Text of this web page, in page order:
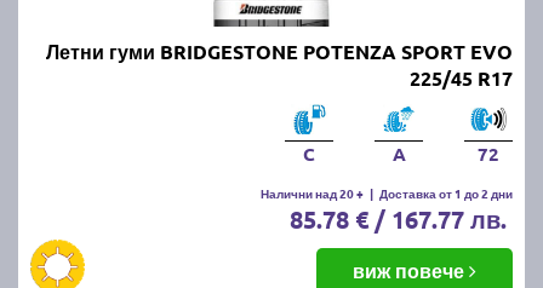
Летни гуми BRIDGESTONE POTENZA SPORT EVO
225/45 R17
C A 72
Налични над 20 + | Доставка от 1 до 2 дни
85.78 € / 167.77 лв.
виж повече